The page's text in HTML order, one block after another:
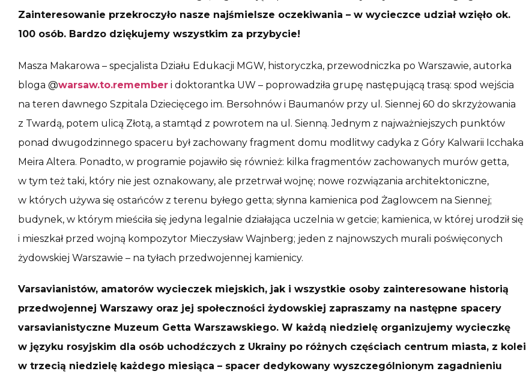
Zainteresowanie przekroczyło nasze najśmielsze oczekiwania – w wycieczce udział wzięło ok.
100 osób. Bardzo dziękujemy wszystkim za przybycie!
Masza Makarowa – specjalista Działu Edukacji MGW, historyczka, przewodniczka po Warszawie, autorka
bloga @warsaw.to.remember i doktorantka UW – poprowadziła grupę następującą trasą: spod wejścia
na teren dawnego Szpitala Dziecięcego im. Bersohnów i Baumanów przy ul. Siennej 60 do skrzyżowania
z Twardą, potem ulicą Złotą, a stamtąd z powrotem na ul. Sienną. Jednym z najważniejszych punktów
ponad dwugodzinnego spaceru był zachowany fragment domu modlitwy cadyka z Góry Kalwarii Icchaka
Meira Altera. Ponadto, w programie pojawiło się również: kilka fragmentów zachowanych murów getta,
w tym też taki, który nie jest oznakowany, ale przetrwał wojnę; nowe rozwiązania architektoniczne,
w których używa się ostańców z terenu byłego getta; słynna kamienica pod Żaglowcem na Siennej;
budynek, w którym mieściła się jedyna legalnie działająca uczelnia w getcie; kamienica, w której urodził się
i mieszkał przed wojną kompozytor Mieczysław Wajnberg; jeden z najnowszych murali poświęconych
żydowskiej Warszawie – na tyłach przedwojennej kamienicy.
Varsavianistów, amatorów wycieczek miejskich, jak i wszystkie osoby zainteresowane historią
przedwojennej Warszawy oraz jej społeczności żydowskiej zapraszamy na następne spacery
varsavianistyczne Muzeum Getta Warszawskiego. W każdą niedzielę organizujemy wycieczkę
w języku rosyjskim dla osób uchodźczych z Ukrainy po różnych częściach centrum miasta, z kolei
w trzecią niedzielę każdego miesiąca – spacer dedykowany wyszczególnionym zagadnieniu